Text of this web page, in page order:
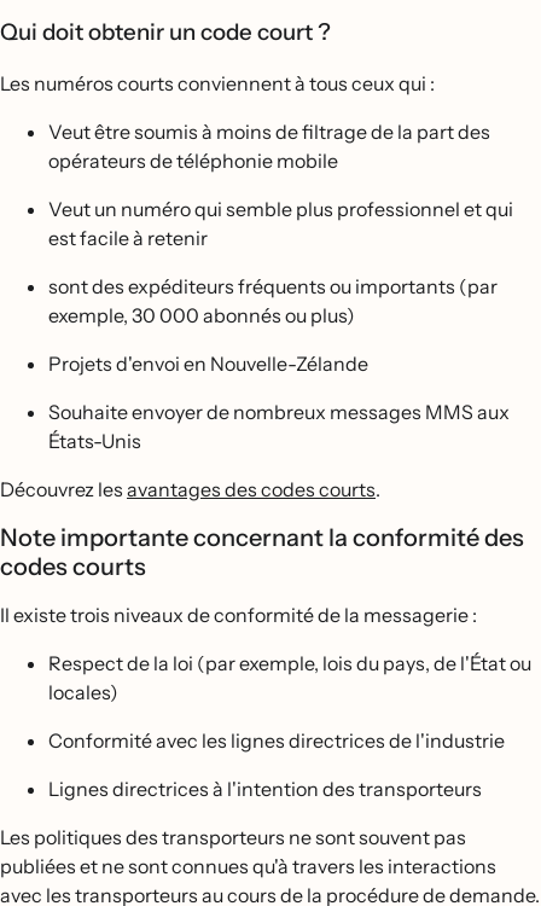
Qui doit obtenir un code court ?
Les numéros courts conviennent à tous ceux qui :
Veut être soumis à moins de filtrage de la part des
opérateurs de téléphonie mobile
Veut un numéro qui semble plus professionnel et qui
est facile à retenir
sont des expéditeurs fréquents ou importants (par
exemple, 30 000 abonnés ou plus)
Projets d'envoi en Nouvelle-Zélande
Souhaite envoyer de nombreux messages MMS aux
États-Unis
Découvrez les avantages des codes courts.
Note importante concernant la conformité des
codes courts
Il existe trois niveaux de conformité de la messagerie :
Respect de la loi (par exemple, lois du pays, de l'État ou
locales)
Conformité avec les lignes directrices de l'industrie
Lignes directrices à l'intention des transporteurs
Les politiques des transporteurs ne sont souvent pas
publiées et ne sont connues qu'à travers les interactions
avec les transporteurs au cours de la procédure de demande.